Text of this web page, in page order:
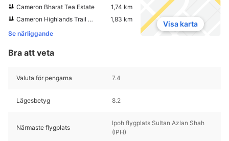
Cameron Bharat Tea Estate
1,74 km
Cameron Highlands Trail No. 10
1,83 km
Se närliggande
Visa karta
Bra att veta
Valuta för pengarna 7.4
Lägesbetyg 8.2
Närmaste flygplats
Ipoh flygplats Sultan Azlan Shah
(IPH)